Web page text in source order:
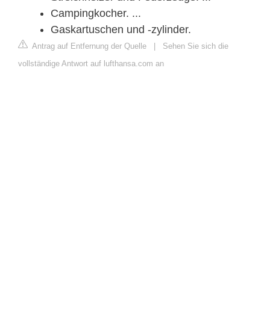
Campingkocher. ...
Gaskartuschen und -zylinder.
Antrag auf Entfernung der Quelle | Sehen Sie sich die
vollständige Antwort auf lufthansa.com an